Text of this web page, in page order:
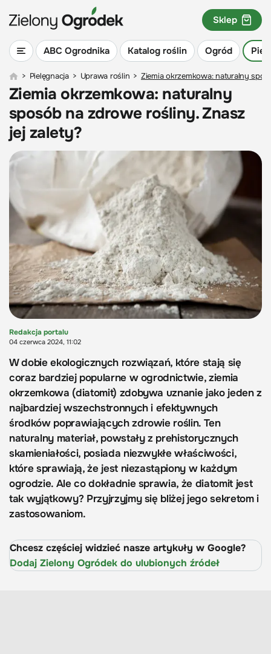
ABC Ogrodnika Katalog roślin Ogród
Sklep
> Pielęgnacja > Uprawa roślin > Ziemia okrzemkowa: naturalny
Ziemia okrzemkowa: naturalny
sposób na zdrowe rośliny. Znasz
jej zalety?
Redakcja portalu
04 czerwca 2024, 11:02
W dobie ekologicznych rozwiązań, które stają się
coraz bardziej popularne w ogrodnictwie, ziemia
okrzemkowa (diatomit) zdobywa uznanie jako jeden z
najbardziej wszechstronnych i efektywnych
środków poprawiających zdrowie roślin. Ten
naturalny materiał, powstały z prehistorycznych
skamieniałości, posiada niezwykłe właściwości,
które sprawiają, że jest niezastąpiony w każdym
ogrodzie. Ale co dokładnie sprawia, że diatomit jest
tak wyjątkowy? Przyjrzyjmy się bliżej jego sekretom i
zastosowaniom.
Chcesz częściej widzieć nasze artykuły w Google?
Dodaj Zielony Ogródek do ulubionych źródeł